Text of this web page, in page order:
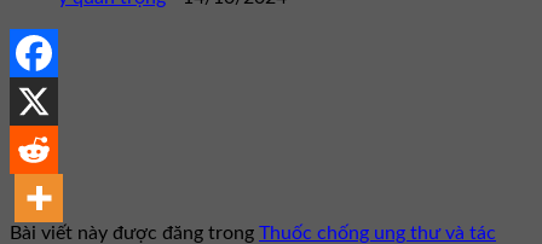
Bài viết này được đăng trong Thuốc chống ung thư và tác